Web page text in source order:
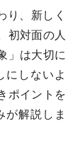
り、新しく
初対面の人
」は大切に
にしないよ
ポイントを
が解説しま